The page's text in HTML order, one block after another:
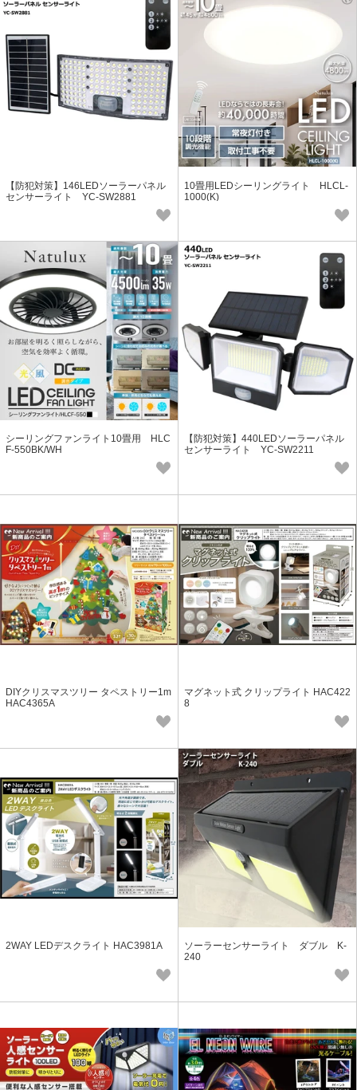
【防犯対策】146LEDソーラーパネル
センサーライト YC-SW2881
10畳用LEDシーリングライト HLCL-
1000(K)
シーリングファンライト10畳用 HLC
F-550BK/WH
【防犯対策】440LEDソーラーパネル
センサーライト YC-SW2211
DIYクリスマスツリー タペストリー1m
HAC4365A
マグネット式 クリップライト HAC422
8
2WAY LEDデスクライト HAC3981A
ソーラーセンサーライト ダブル K-
240